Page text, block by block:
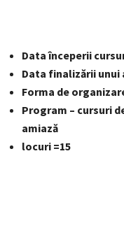
Data începerii
Data finalizării unui
Forma de
Program – cursuri
amiază
locuri =15